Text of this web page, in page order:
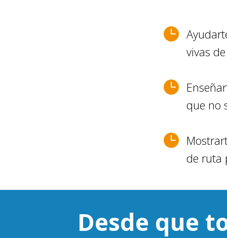

vivas

que no

de ruta
Desde que